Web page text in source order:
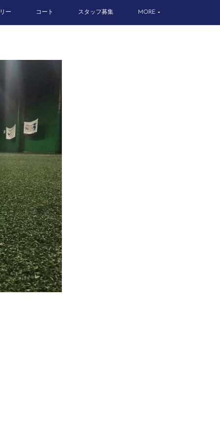
ー コート スタッフ募集 MORE